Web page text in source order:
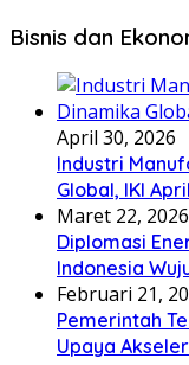
Bisnis dan
April 30, 2026
Industri
Global, IKI
Maret 22, 2026
Diplomasi
Indonesia
Februari 21,
Pemerintah
Upaya